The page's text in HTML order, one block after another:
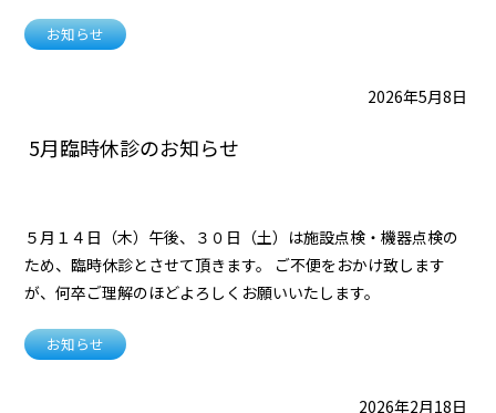
お知らせ
5月臨時休診のお知らせ
2026年5月8日
５月１４日（木）午後、３０日（土）は施設点検・機器点検の
ため、臨時休診とさせて頂きます。 ご不便をおかけ致します
が、何卒ご理解のほどよろしくお願いいたします。
お知らせ
2026年2月18日